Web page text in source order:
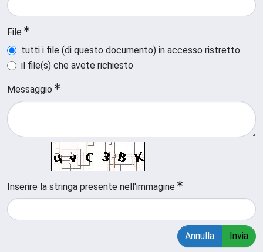
File
tutti i file (di questo documento) in accesso ristretto
il file(s) che avete richiesto
Messaggio
Inserire la stringa presente nell'immagine
Annulla Invia